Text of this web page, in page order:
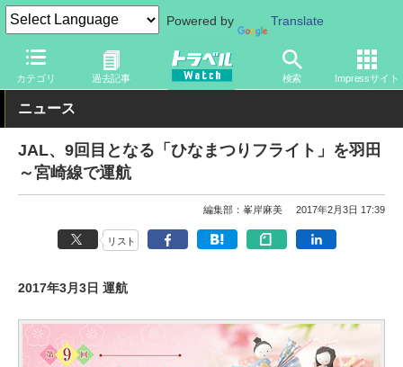
Powered by Translate
カテゴリ 過去記事 検索 Impressサイト
トラベル Watch 企業・政府・官庁 国内エアライン JAL
ニュース
JAL、9回目となる「ひなまつりフライト」を羽田
～宮崎線で運航
編集部：峯岸麻美 2017年2月3日 17:39
リスト
2017年3月3日 運航